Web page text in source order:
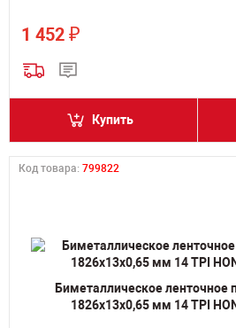
1 452 ₽
Купить
Код товара: 799822
Биметаллическое ленточное
1826х13х0,65 мм 14 TPI